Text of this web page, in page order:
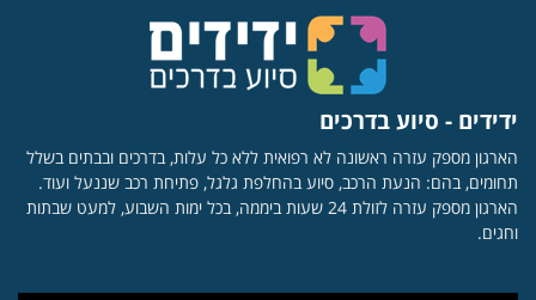
ידידים - סיוע בדרכים
הארגון מספק עזרה ראשונה לא רפואית ללא כל עלות, בדרכים ובבתים בשלל
תחומים, בהם: הנעת הרכב, סיוע בהחלפת גלגל, פתיחת רכב שננעל ועוד.
הארגון מספק עזרה לזולת 24 שעות ביממה, בכל ימות השבוע, למעט שבתות
וחגים.